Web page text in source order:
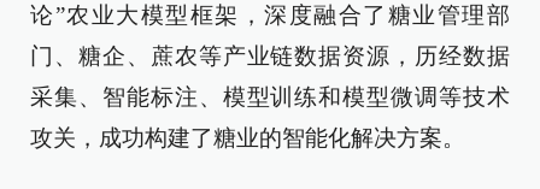
论”农业大模型框架，深度融合了糖业管理部
门、糖企、蔗农等产业链数据资源，历经数据
采集、智能标注、模型训练和模型微调等技术
攻关，成功构建了糖业的智能化解决方案。